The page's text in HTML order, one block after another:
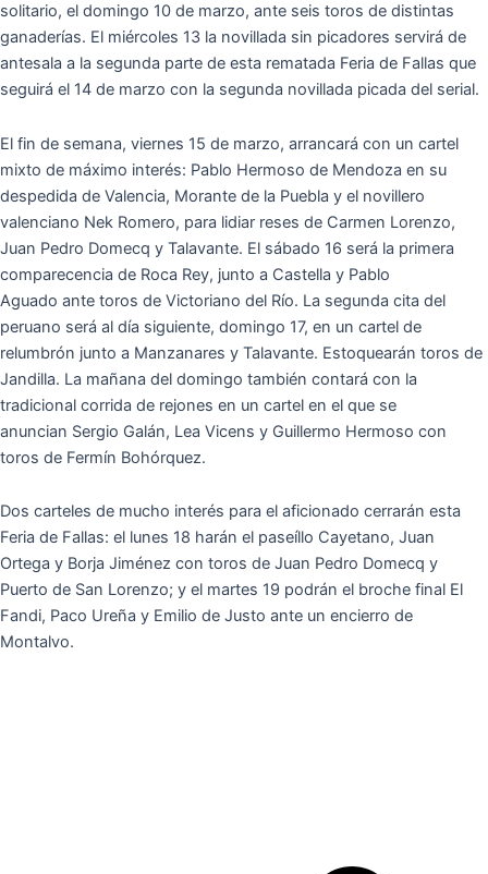
solitario, el domingo 10 de marzo, ante seis toros de distintas
ganaderías. El miércoles 13 la novillada sin picadores servirá de
antesala a la segunda parte de esta rematada Feria de Fallas que
seguirá el 14 de marzo con la segunda novillada picada del serial.
El fin de semana, viernes 15 de marzo, arrancará con un cartel
mixto de máximo interés: Pablo Hermoso de Mendoza en su
despedida de Valencia, Morante de la Puebla y el novillero
valenciano Nek Romero, para lidiar reses de Carmen Lorenzo,
Juan Pedro Domecq y Talavante. El sábado 16 será la primera
comparecencia de Roca Rey, junto a Castella y Pablo
Aguado ante toros de Victoriano del Río. La segunda cita del
peruano será al día siguiente, domingo 17, en un cartel de
relumbrón junto a Manzanares y Talavante. Estoquearán toros de
Jandilla. La mañana del domingo también contará con la
tradicional corrida de rejones en un cartel en el que se
anuncian Sergio Galán, Lea Vicens y Guillermo Hermoso con
toros de Fermín Bohórquez.
Dos carteles de mucho interés para el aficionado cerrarán esta
Feria de Fallas: el lunes 18 harán el paseíllo Cayetano, Juan
Ortega y Borja Jiménez con toros de Juan Pedro Domecq y
Puerto de San Lorenzo; y el martes 19 podrán el broche final El
Fandi, Paco Ureña y Emilio de Justo ante un encierro de
Montalvo.